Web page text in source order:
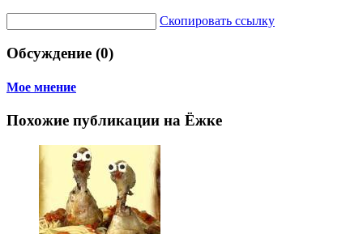
Скопировать ссылку
Обсуждение (0)
Мое мнение
Похожие публикации на Ёжке